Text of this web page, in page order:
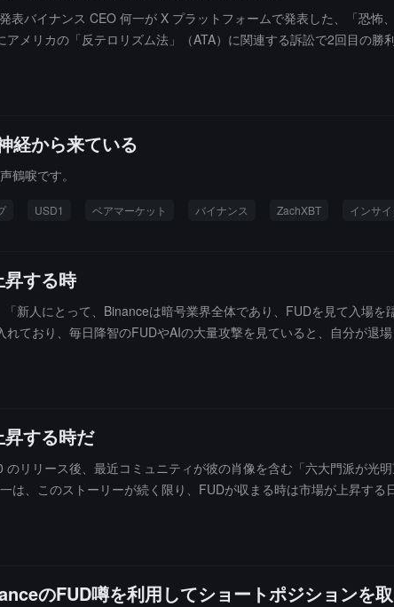
表バイナンス CEO 何一が X プラットフォームで発表した、「恐
メリカの「反テロリズム法」（ATA）に関連する訴訟で2回目の
経から来ている
鶴唳です。
USD1 ベアマーケット バイナンス ZachXBT インサ
する時
新人にとって、Binanceは暗号業界全体であり、FUDを見て入場
ており、毎日降智のFUDやAIの大量攻撃を見ていると、自分が
する時だ
リリース後、最近コミュニティが彼の肖像を含む「六大門派が光
は、このストーリーが続く限り、FUDが収まる時は市場が上昇す
のFUD噂を利用してショートポジション